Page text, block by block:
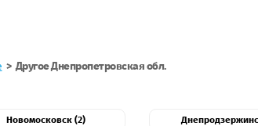
Другое Днепропетровская обл.
Новомосковск (2)